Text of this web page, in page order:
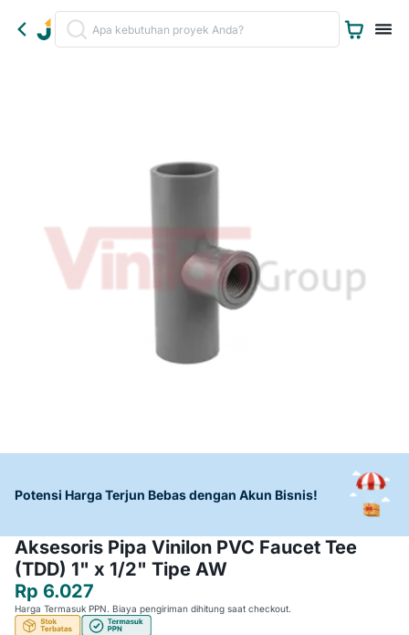
Potensi Harga Terjun Bebas dengan Akun Bisnis!
Aksesoris Pipa Vinilon PVC Faucet Tee
(TDD) 1" x 1/2" Tipe AW
Rp 6.027
Harga Termasuk PPN. Biaya pengiriman dihitung saat checkout.